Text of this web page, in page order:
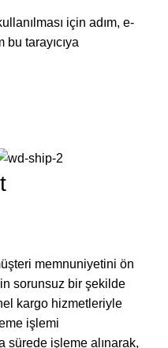
için adım, e-
tarayıcıya
memnuniyetini ön
sorunsuz bir şekilde
kargo hizmetleriyle
işlemi
sürede işleme alınarak,